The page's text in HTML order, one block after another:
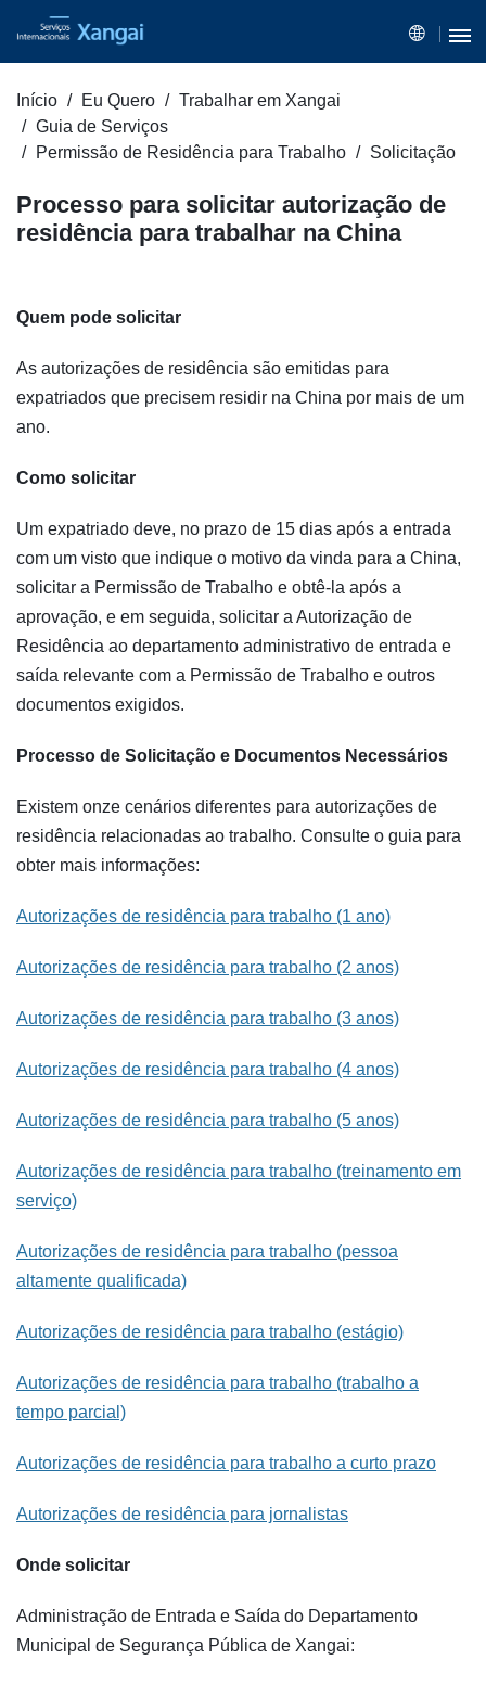
Início Eu Quero
Trabalhar em Xangai
Guia de Serviços
Permissão de Residência para Trabalho
Solicitação
Processo para solicitar autorização de
residência para trabalhar na China
Quem pode solicitar
As autorizações de residência são emitidas para
expatriados que precisem residir na China por mais de um
ano.
Como solicitar
Um expatriado deve, no prazo de 15 dias após a entrada
com um visto que indique o motivo da vinda para a China,
solicitar a Permissão de Trabalho e obtê-la após a
aprovação, e em seguida, solicitar a Autorização de
Residência ao departamento administrativo de entrada e
saída relevante com a Permissão de Trabalho e outros
documentos exigidos.
Processo de Solicitação e Documentos Necessários
Existem onze cenários diferentes para autorizações de
residência relacionadas ao trabalho. Consulte o guia para
obter mais informações:
Autorizações de residência para trabalho (1 ano)
Autorizações de residência para trabalho (2 anos)
Autorizações de residência para trabalho (3 anos)
Autorizações de residência para trabalho (4 anos)
Autorizações de residência para trabalho (5 anos)
Autorizações de residência para trabalho (treinamento em
serviço)
Autorizações de residência para trabalho (pessoa
altamente qualificada)
Autorizações de residência para trabalho (estágio)
Autorizações de residência para trabalho (trabalho a
tempo parcial)
Autorizações de residência para trabalho a curto prazo
Autorizações de residência para jornalistas
Onde solicitar
Administração de Entrada e Saída do Departamento
Municipal de Segurança Pública de Xangai: